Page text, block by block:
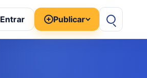
Entrar Publicar